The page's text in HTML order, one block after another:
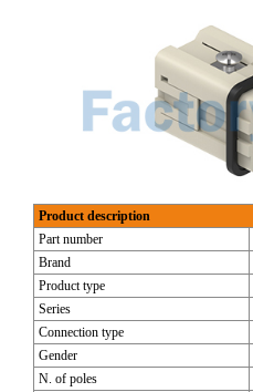
Product description
Part number
Brand
Product type
Series
Connection type
Gender
N. of poles